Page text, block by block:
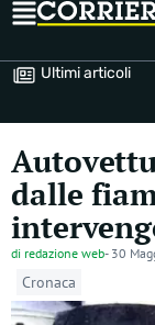
Ultimi articoli
dalle
di redazione web- 30
Cronaca